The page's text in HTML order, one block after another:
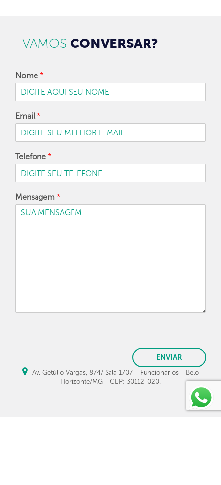
VAMOS CONVERSAR?
Nome *
Email *
Telefone *
Mensagem *
ENVIAR
Av. Getúlio Vargas, 874/ Sala 1707 - Funcionários - Belo
Horizonte/MG - CEP: 30112-020.